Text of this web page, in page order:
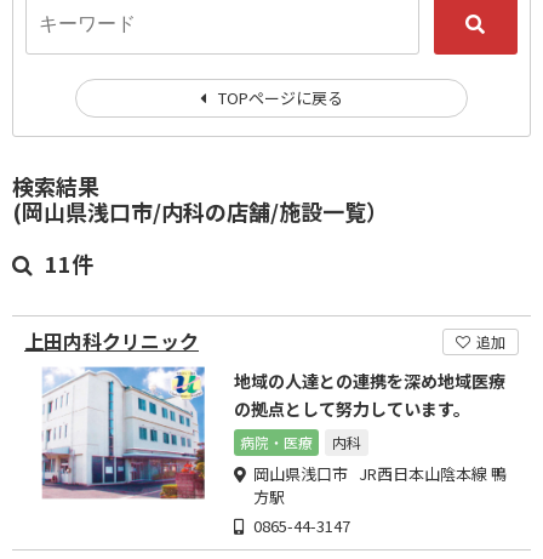
検索結果
(岡山県浅口市/内科の店舗/施設一覧）
11件
上田内科クリニック 追加
地域の人達との連携を深め地域医療
の拠点として努力しています。
病院・医療 内科
岡山県浅口市 JR西日本山陰本線 鴨
方駅
0865-44-3147
TOPページに戻る